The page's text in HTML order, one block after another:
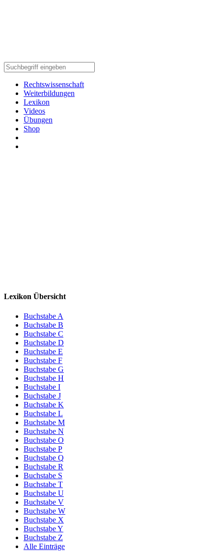
Rechtswissenschaft
Weiterbildungen
Lexikon
Videos
Übungen
Shop
Lexikon Übersicht
Buchstabe A
Buchstabe B
Buchstabe C
Buchstabe D
Buchstabe E
Buchstabe F
Buchstabe G
Buchstabe H
Buchstabe I
Buchstabe J
Buchstabe K
Buchstabe L
Buchstabe M
Buchstabe N
Buchstabe O
Buchstabe P
Buchstabe Q
Buchstabe R
Buchstabe S
Buchstabe T
Buchstabe U
Buchstabe V
Buchstabe W
Buchstabe X
Buchstabe Y
Buchstabe Z
Alle Einträge